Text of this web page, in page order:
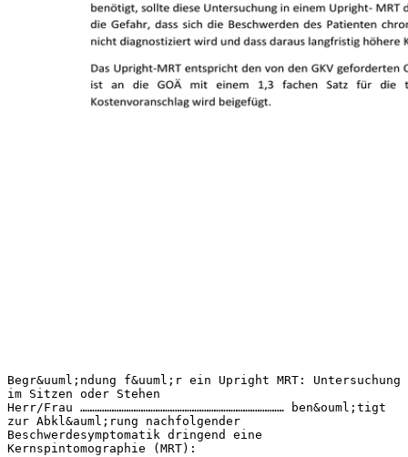
Begr&uuml;ndung f&uuml;r ein Upright MRT: Untersuchung
im Sitzen oder Stehen
Herr/Frau ………………………………………………………………………… ben&ouml;tigt
zur Abkl&auml;rung nachfolgender
Beschwerdesymptomatik dringend eine
Kernspintomographie (MRT):